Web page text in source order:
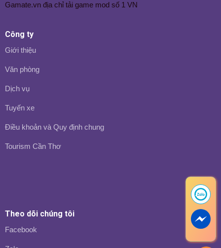
Gamate.vnđịa chỉ tải game mod số 1 VN
Công ty
Giới thiệu
Văn phòng
Dịch vụ
Tuyến xe
Điều khoản và Quy định chung
Tourism Cần Thơ
Theo dõi chúng tôi
Facebook